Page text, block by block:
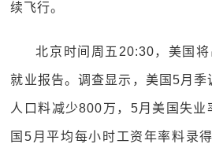
续飞行。
北京时间周五20:30，美国
就业报告。调查显示，美国5月季
人口料减少800万，5月美国失
国5月平均每小时工资年率料录